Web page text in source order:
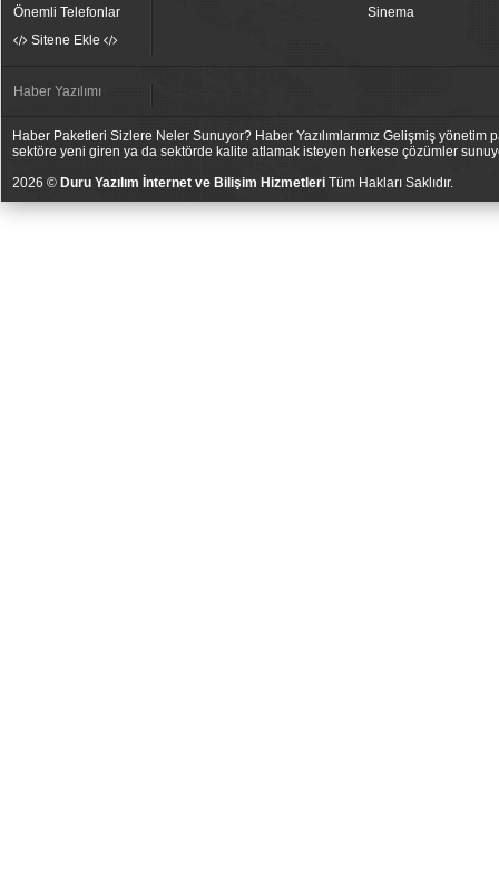
Önemli Telefonlar
Sitene Ekle
Sinema
Haber Yazılımı
Haber Paketleri Sizlere Neler Sunuyor? Haber Yazılımlarımız Gelişmiş
sektöre yeni giren ya da sektörde kalite atlamak isteyen herkese çözümler
2026 © Duru Yazılım İnternet ve Bilişim Hizmetleri Tüm Hakları Saklıdır.